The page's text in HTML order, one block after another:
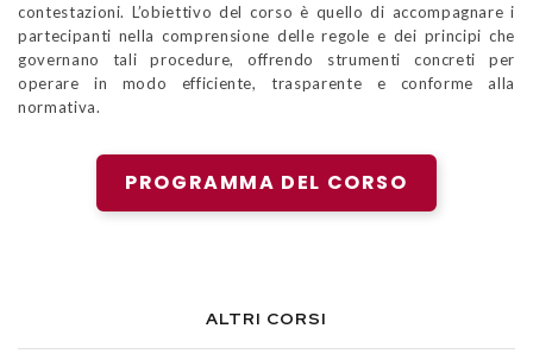
contestazioni. L’obiettivo del corso è quello di accompagnare i
partecipanti nella comprensione delle regole e dei principi che
governano tali procedure, offrendo strumenti concreti per
operare in modo efficiente, trasparente e conforme alla
normativa.
PROGRAMMA DEL CORSO
ALTRI CORSI